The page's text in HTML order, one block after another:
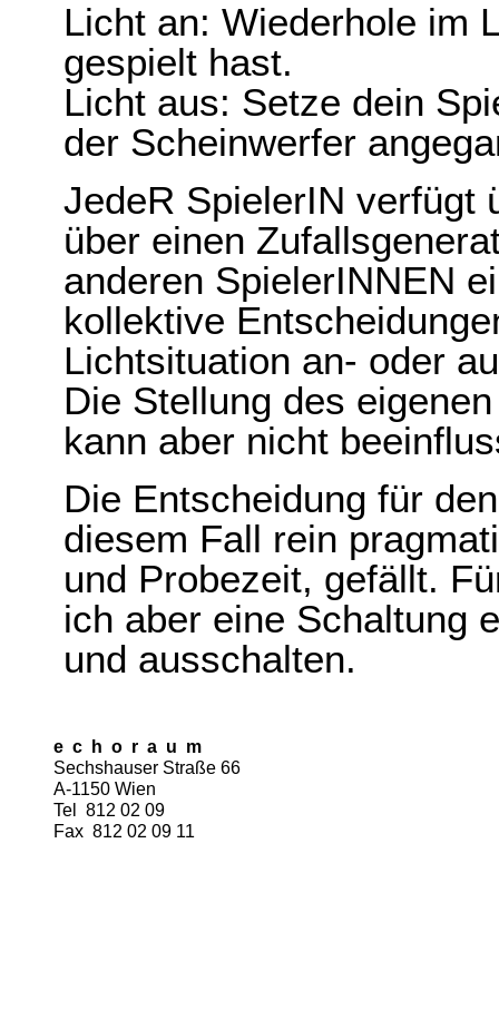
Licht an: Wiederhole im
gespielt hast.
Licht aus: Setze dein
der Scheinwerfer
JedeR SpielerIN verfügt
über einen
anderen SpielerINNEN
kollektive
Lichtsituation an- oder
Die Stellung des
kann aber nicht
Die Entscheidung für
diesem Fall rein
und Probezeit, gefällt.
ich aber eine Schaltung
und ausschalten.
e c h o r a u m
Sechshauser Straße 66
A-1150 Wien
Tel 812 02 09
Fax 812 02 09 11